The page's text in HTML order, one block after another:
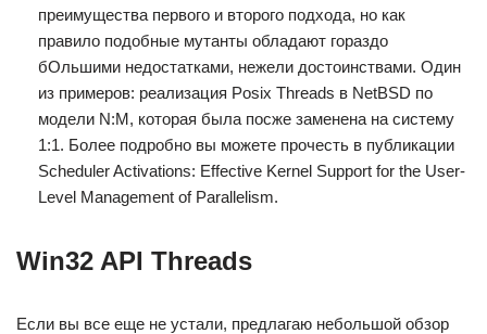
преимущества первого и второго подхода, но как
правило подобные мутанты обладают гораздо
бОльшими недостатками, нежели достоинствами. Один
из примеров: реализация Posix Threads в NetBSD по
модели N:M, которая была посже заменена на систему
1:1. Более подробно вы можете прочесть в публикации
Scheduler Activations: Effective Kernel Support for the User-
Level Management of Parallelism.
Win32 API Threads
Если вы все еще не устали, предлагаю небольшой обзор